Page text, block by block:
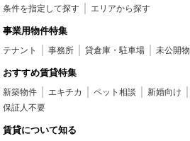
条件を指定して探す エリアから探す
事業用物件特集
テナント 事務所 貸倉庫・駐車場 未公開
おすすめ賃貸特集
新築物件 エキチカ ペット相談 新婚向け
保証人不要
賃貸について知る